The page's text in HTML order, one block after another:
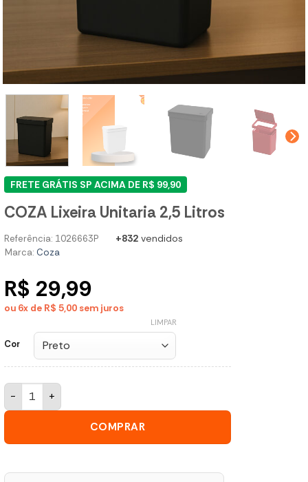
FRETE GRÁTIS SP ACIMA DE R$ 99,90
COZA Lixeira Unitaria 2,5 Litros
Referência: 1026663P +832 vendidos
Marca: Coza
R$ 29,99
ou 6x de R$ 5,00 sem juros
Cor
LIMPAR
COZA Lixeira Unitaria 2,5 Litros quantidade
COMPRAR